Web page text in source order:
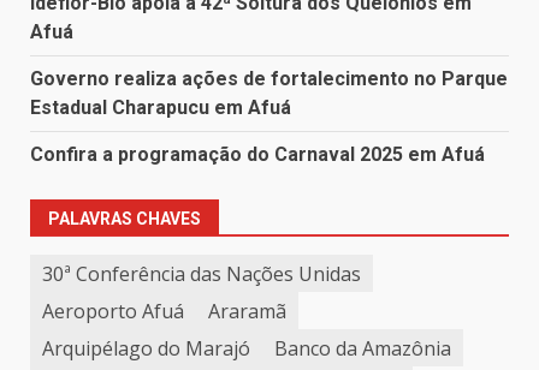
Afuá
Governo realiza ações de fortalecimento no Parque
Estadual Charapucu em Afuá
Confira a programação do Carnaval 2025 em Afuá
PALAVRAS CHAVES
30ª Conferência das Nações Unidas
Aeroporto Afuá
Araramã
Arquipélago do Marajó
Banco da Amazônia